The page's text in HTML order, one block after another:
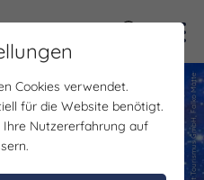
Cookies verwendet.
für die Website benötigt.
Nutzererfahrung auf